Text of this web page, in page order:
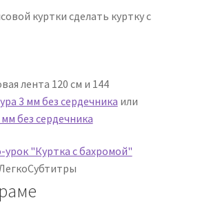
куртки сделать куртку с
лента 120 см и 144
3 мм без сердечника или
без сердечника
"Куртка с бахромой"
Субтитры